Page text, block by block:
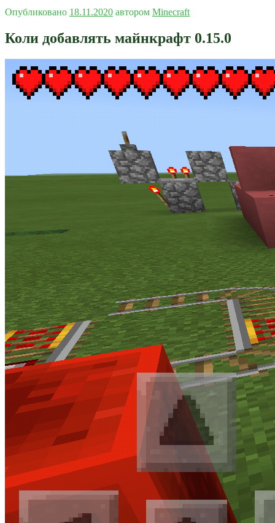
Опубликовано 18.11.2020 автором Minecraft
Коли добавлять майнкрафт 0.15.0